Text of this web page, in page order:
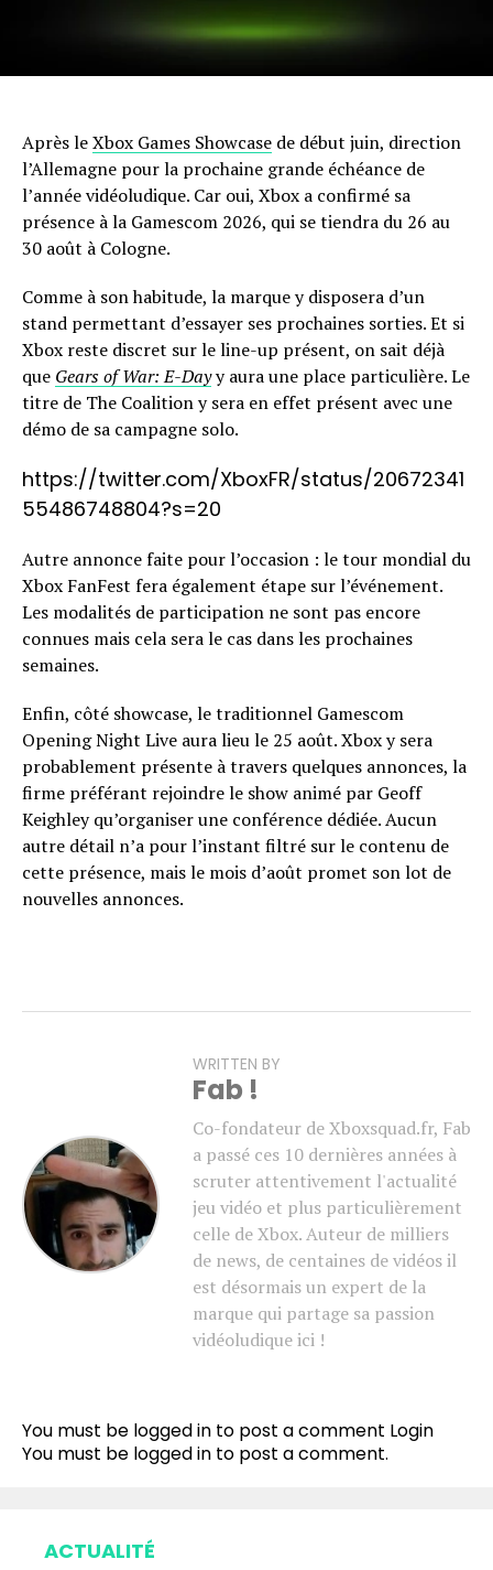
Après leXbox Games Showcase de début juin, direction
l’Allemagne pour la prochaine grande échéance de
l’année vidéoludique. Car oui, Xbox a confirmé sa
présence à la Gamescom 2026, qui se tiendra du 26 au
30 août à Cologne.
Comme à son habitude, la marque y disposera d’un
stand permettant d’essayer ses prochaines sorties. Et si
Xbox reste discret sur le line-up présent, on sait déjà
que Gears of War: E-Dayy aura une place particulière. Le
titre de The Coalition y sera en effet présent avec une
démo de sa campagne solo.
https://twitter.com/XboxFR/status/20672341
55486748804?s=20
Autre annonce faite pour l’occasion : le tour mondial du
Xbox FanFest fera également étape sur l’événement.
Les modalités de participation ne sont pas encore
connues mais cela sera le cas dans les prochaines
semaines.
Enfin, côté showcase, le traditionnel Gamescom
Opening Night Live aura lieu le 25 août. Xbox y sera
probablement présente à travers quelques annonces, la
firme préférant rejoindre le show animé par Geoff
Keighley qu’organiser une conférence dédiée. Aucun
autre détail n’a pour l’instant filtré sur le contenu de
cette présence, mais le mois d’août promet son lot de
nouvelles annonces.
WRITTEN BY
Fab !
Co-fondateur de Xboxsquad.fr, Fab
a passé ces 10 dernières années à
scruter attentivement l'actualité
jeu vidéo et plus particulièrement
celle de Xbox. Auteur de milliers
de news, de centaines de vidéos il
est désormais un expert de la
marque qui partage sa passion
vidéoludique ici !
You must be logged in to post a comment Login
You must be logged in to post a comment.
ACTUALITÉ